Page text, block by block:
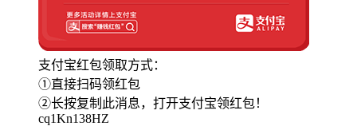
支付宝红包领取方式：
①直接扫码领红包
②长按复制此消息，打开支付宝领红包！
cq1Kn138HZ